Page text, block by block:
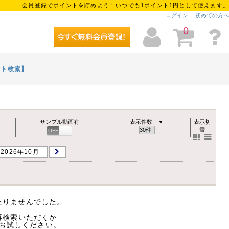
会員登録でポイントを貯めよう！いつでも1ポイント1円として使えます。
ログイン
初めての方へ
0
検索】
サンプル動画有
OFF
表示件数 ▼
表示切
替
2026年10月
ませんでした。
索いただくか
試しください。